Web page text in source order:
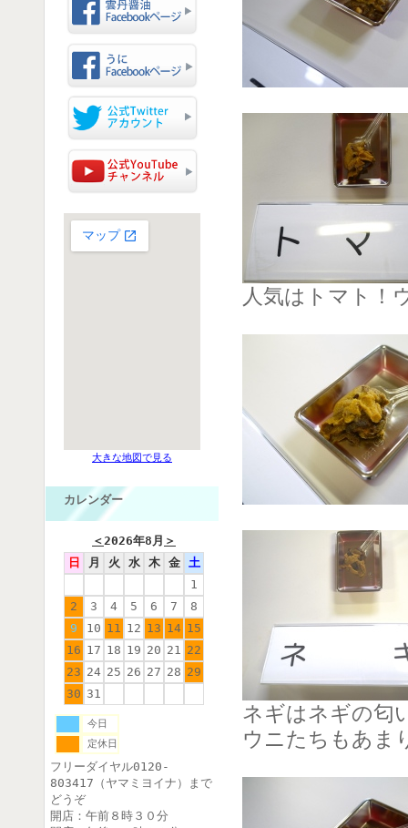
大きな地図で見る
カレンダー
＜ 2026年8月 ＞
日
月 火 水 木 金
土
1
2
3 4 5 6 7
8
9
10 11 12 13 14 15
16 17 18 19 20 21
22
23 24 25 26 27 28 29
30 31
今日
定休日
フリーダイヤル0120-
803417（ヤマミヨイナ）まで
どうぞ
開店：午前８時３０分
人気はトマト！
ネギはネギの匂
ウニたちもあま